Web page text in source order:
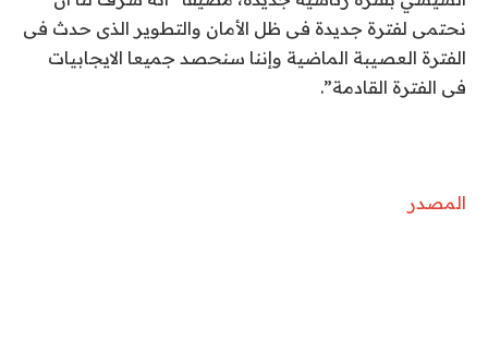
نحتمى لفترة جديدة فى ظل الأمان والتطوير الذى حدث فى
الفترة العصيبة الماضية وإننا سنحصد جميعا الايجابيات
فى الفترة القادمة”.
المصدر